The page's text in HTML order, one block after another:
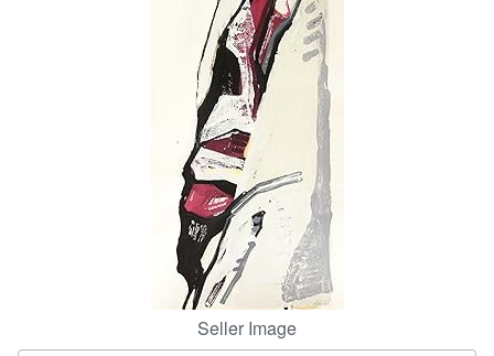
CLOSE
Seller Image